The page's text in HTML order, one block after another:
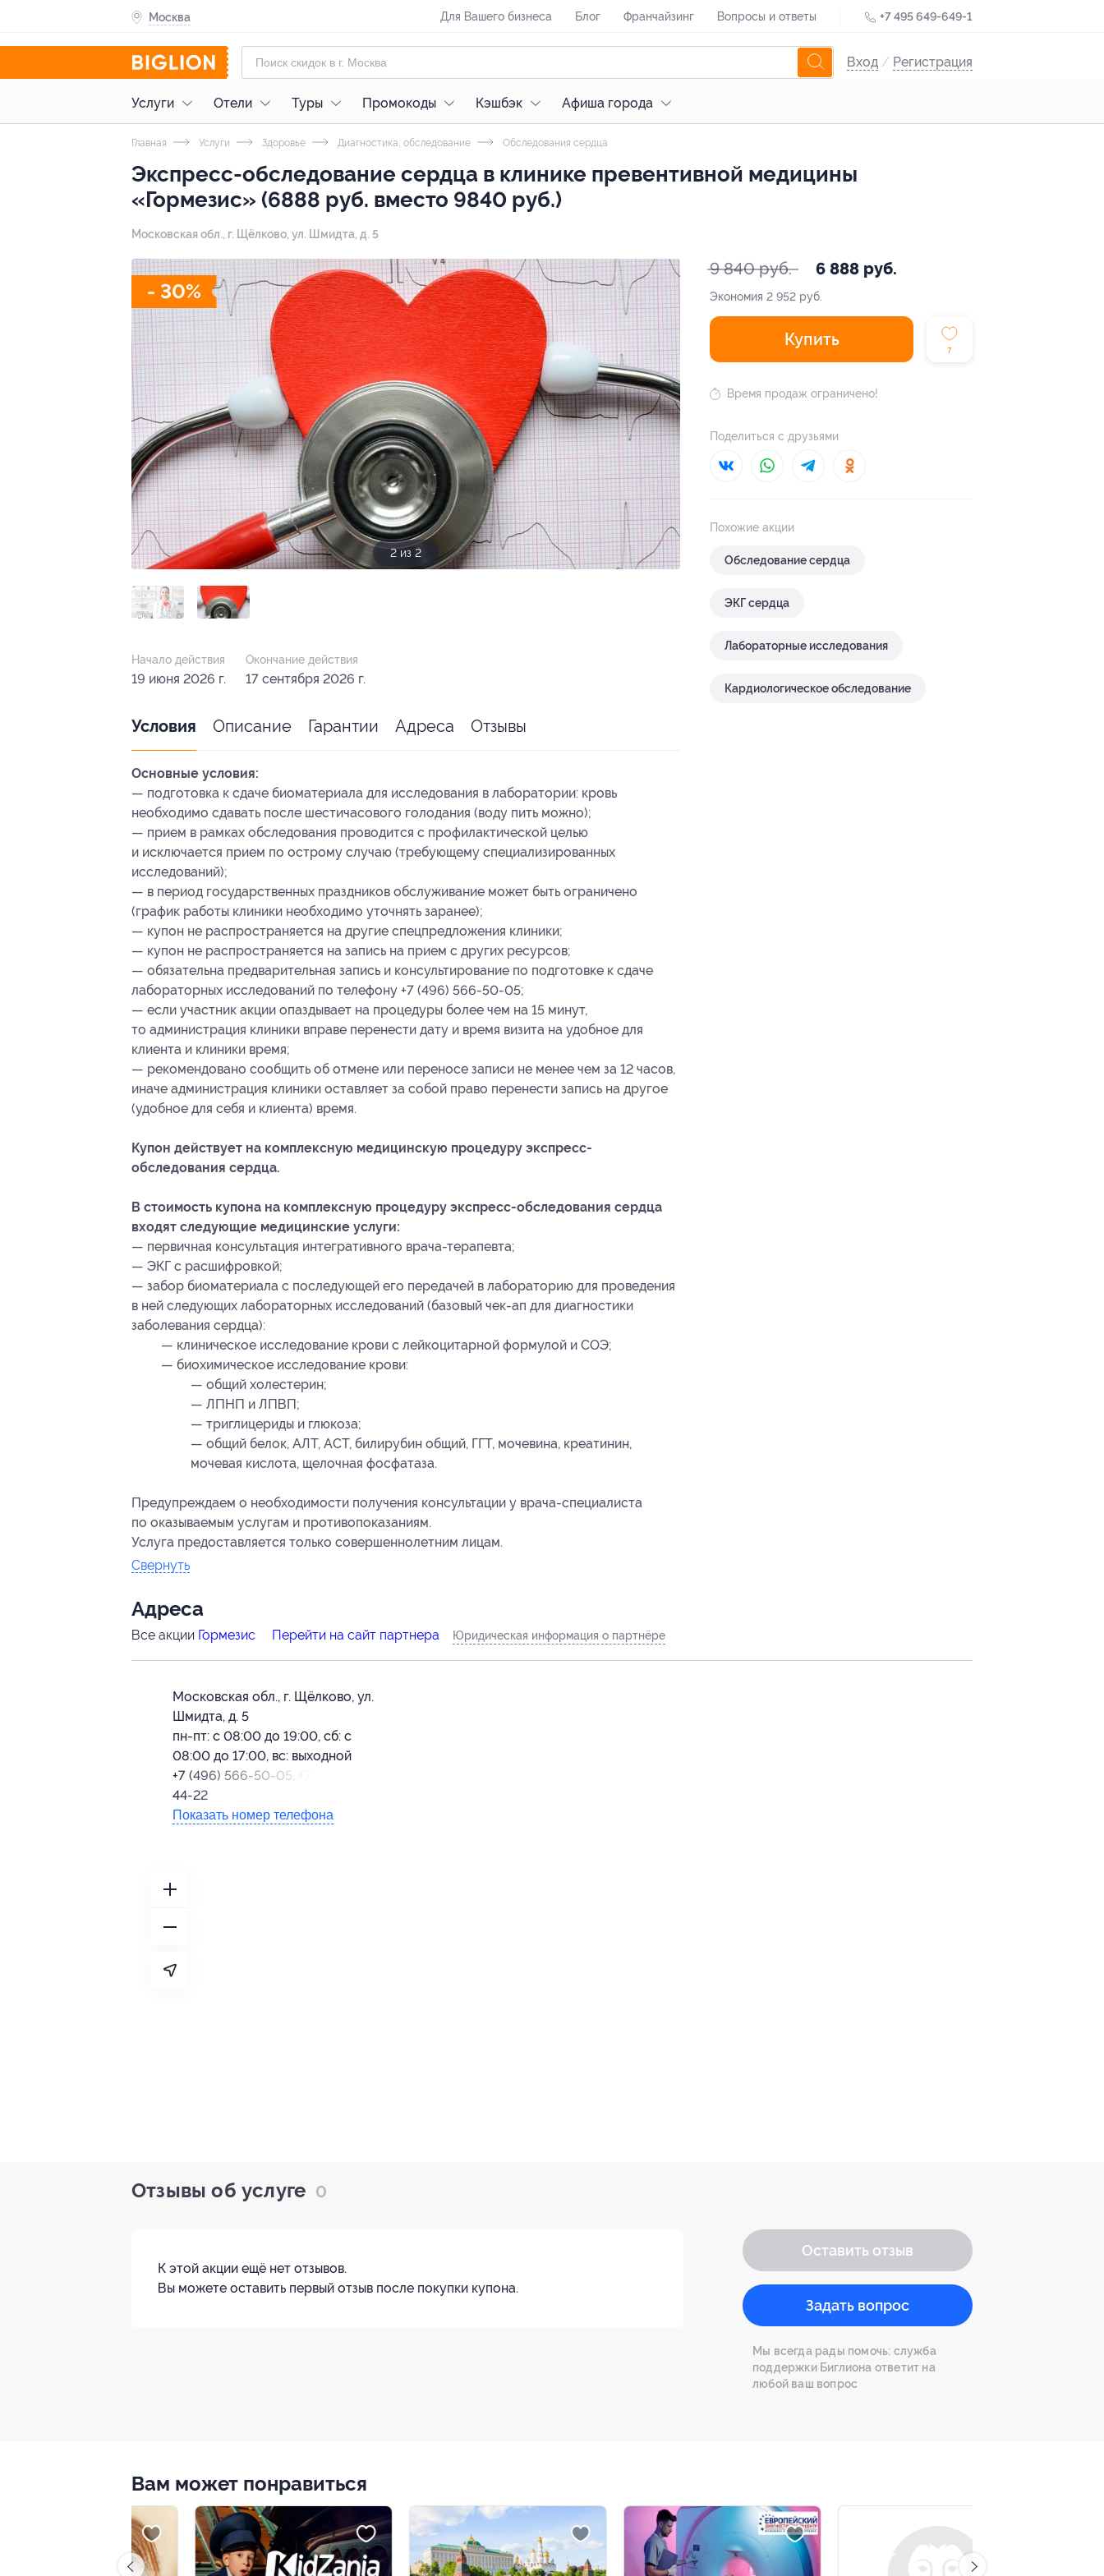
Москва Для Вашего бизнеса Блог Франчайзинг Вопросы и ответы +7 495 649-649-1
Вход / Регистрация
Услуги Отели Туры Промокоды Кэшбэк Афиша города
Главная Услуги Здоровье Диагностика, обследование Обследования сердца
Экспресс-обследование сердца в клинике превентивной медицины
«Гормезис» (6888 руб. вместо 9840 руб.)
Московская обл., г. Щёлково, ул. Шмидта, д. 5
- 30%
1 из 2
9 840 руб. 6 888 руб.
Экономия 2 952 руб.
Купить
7
Время продаж ограничено!
Поделиться с друзьями
Похожие акции
Обследование сердца
ЭКГ сердца
Лабораторные исследования
Кардиологическое обследование
Начало действия
19 июня 2026 г.
Окончание действия
17 сентября 2026 г.
Условия Описание Гарантии Адреса Отзывы
Основные условия:
— подготовка к сдаче биоматериала для исследования в лаборатории: кровь
необходимо сдавать после шестичасового голодания (воду пить можно);
— прием в рамках обследования проводится с профилактической целью
и исключается прием по острому случаю (требующему специализированных
исследований);
— в период государственных праздников обслуживание может быть ограничено
(график работы клиники необходимо уточнять заранее);
— купон не распространяется на другие спецпредложения клиники;
— купон не распространяется на запись на прием с других ресурсов;
— обязательна предварительная запись и консультирование по подготовке к сдаче
лабораторных исследований по телефону +7 (496) 566-50-05;
— если участник акции опаздывает на процедуры более чем на 15 минут,
то администрация клиники вправе перенести дату и время визита на удобное для
клиента и клиники время;
— рекомендовано сообщить об отмене или переносе записи не менее чем за 12 часов,
иначе администрация клиники оставляет за собой право перенести запись на другое
(удобное для себя и клиента) время.
Купон действует на комплексную медицинскую процедуру экспресс-
обследования сердца.
В стоимость купона на комплексную процедуру экспресс-обследования сердца
входят следующие медицинские услуги:
— первичная консультация интегративного врача-терапевта;
— ЭКГ с расшифровкой;
— забор биоматериала с последующей его передачей в лабораторию для проведения
в ней следующих лабораторных исследований (базовый чек-ап для диагностики
заболевания сердца):
— клиническое исследование крови с лейкоцитарной формулой и СОЭ;
— биохимическое исследование крови:
— общий холестерин;
— ЛПНП и ЛПВП;
— триглицериды и глюкоза;
— общий белок, АЛТ, АСТ, билирубин общий, ГГТ, мочевина, креатинин,
мочевая кислота, щелочная фосфатаза.
Предупреждаем о необходимости получения консультации у врача-специалиста
по оказываемым услугам и противопоказаниям.
Услуга предоставляется только совершеннолетним лицам.
Свернуть
Адресa
Все акции Гормезис Перейти на сайт партнера Юридическая информация о партнёре
Московская обл., г. Щёлково, ул.
Шмидта, д. 5
пн-пт: с 08:00 до 19:00, сб: с
08:00 до 17:00, вс: выходной
+7 (496) 566-50-05, +7 (903) 014-
44-22
Показать номер телефона
Отзывы об услуге 0
К этой акции ещё нет отзывов.
Вы можете оставить первый отзыв после покупки купона.
Оставить отзыв
Задать вопрос
Мы всегда рады помочь: служба
поддержки Биглиона ответит на
любой ваш вопрос
Вам может понравиться